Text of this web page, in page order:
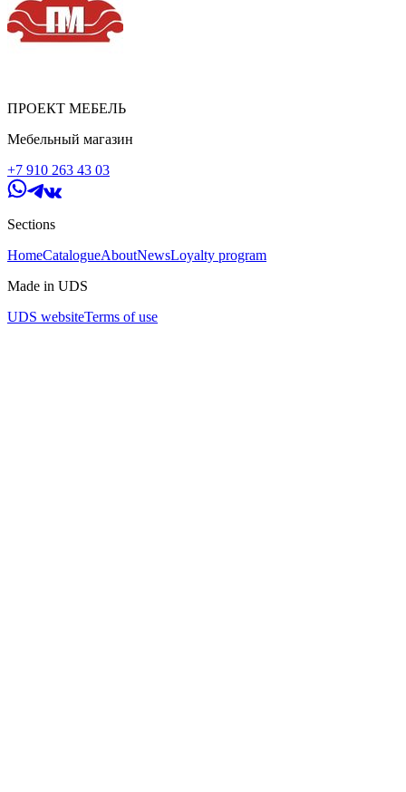
ПРОЕКТ МЕБЕЛЬ
Мебельный магазин
+7 910 263 43 03
Sections
HomeCatalogueAboutNewsLoyalty program
Made in UDS
UDS websiteTerms of use